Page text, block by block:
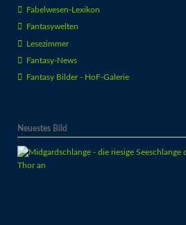
Fabelwesen-Lexikon
Fantasywelten
Lesezimmer
Fantasy-News
Fantasy Bilder - HoF-Galerie
Neuestes Bild